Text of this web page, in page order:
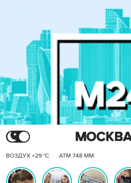
ВОЗДУХ +29 °C АТМ 748 ММ